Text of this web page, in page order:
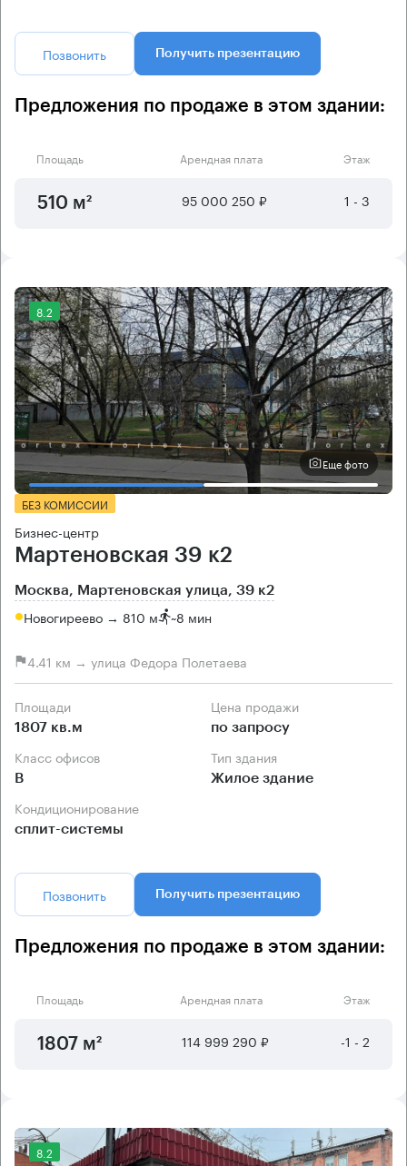
Позвонить Получить презентацию
Предложения по продаже в этом здании:
Площадь Арендная плата Этаж
510 м² 95 000 250 ₽ 1 - 3
8.2
Еще фото
БЕЗ КОМИССИИ
Бизнес-центр
Мартеновская 39 к2
Москва, Мартеновская улица, 39 к2
Новогиреево → 810 м ~8 мин
4.41 км → улица Федора Полетаева
Площади
1807 кв.м
Цена продажи
по запросу
Класс офисов
B
Тип здания
Жилое здание
Кондиционирование
сплит-системы
Позвонить Получить презентацию
Предложения по продаже в этом здании:
Площадь Арендная плата Этаж
1807 м² 114 999 290 ₽ -1 - 2
8.2